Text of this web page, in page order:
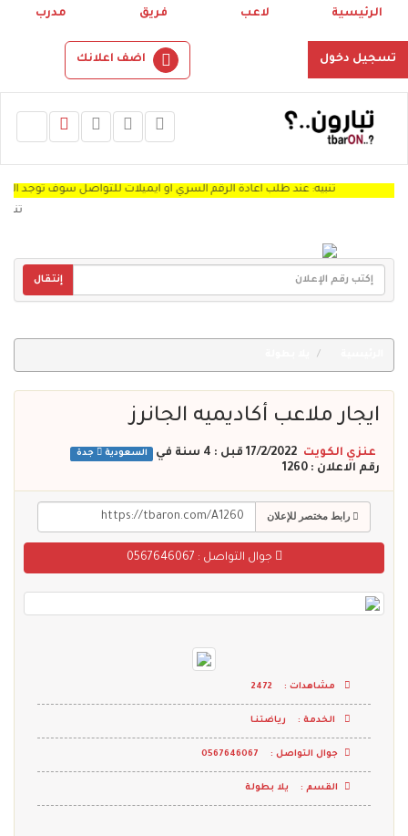
الرئيسية لاعب فريق مدرب
تسجيل دخول اضف اعلانك
تنبيه: عند طلب اعادة الرقم السري او ايميلات للتواصل سوف توجد الرساله Spam "
تنبيه:
إنتقال
ايجار ملاعب أكاديميه الجانرز
عنزي الكويت 17/2/2022 قبل : 4 سنة في السعودية جدة
رقم الاعلان : 1260
رابط مختصر للإعلان
جوال التواصل : 0567646067
مشاهدات : 2472
الخدمة : رياضتنـا
جوال التواصل : 0567646067
القسم : يلا بطولة